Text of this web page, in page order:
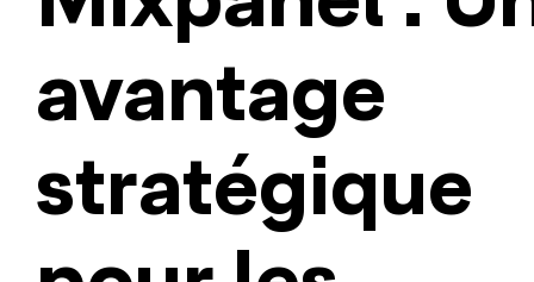
avantage
stratégique